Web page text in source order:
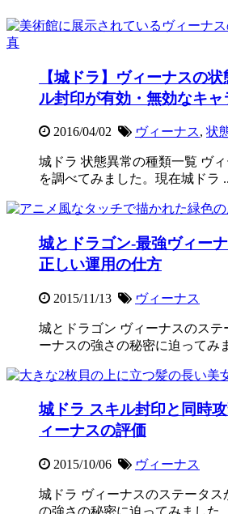
【城ドラ】ヴィーナスの
ル封印が有効・無効なキャ
2016/04/02 ヴィーナス, 状
城ドラ 状態異常の種類一覧 ヴ
を調べてみました。現在城ドラ
城とドラゴン-最強ヴィー
正しい運用の仕方
2015/11/13 ヴィーナス
城とドラゴン ヴィーナスのステ
ーナスの強さの秘密に迫ってみ
城ドラ スキル封印と同時
ィーナスの評価
2015/10/06 ヴィーナス
城ドラ ヴィーナスのステータス